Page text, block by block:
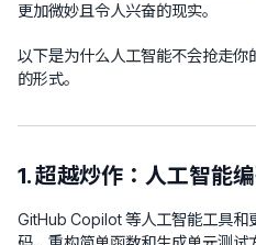
更加微妙且令人兴奋的现实。
以下是为什么人工智能不会抢走
的形式。
1. 超越炒作：人工智能
GitHub Copilot 等人工智能工具和